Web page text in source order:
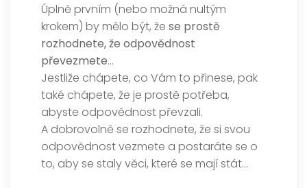
Úplně prvním (nebo možná nultým
krokem) by mělo být, že se prostě
rozhodnete, že odpovědnost
převezmete…
Jestliže chápete, co Vám to přinese, pak
také chápete, že je prostě potřeba,
abyste odpovědnost převzali.
A dobrovolně se rozhodnete, že si svou
odpovědnost vezmete a postaráte se o
to, aby se staly věci, které se mají stát…